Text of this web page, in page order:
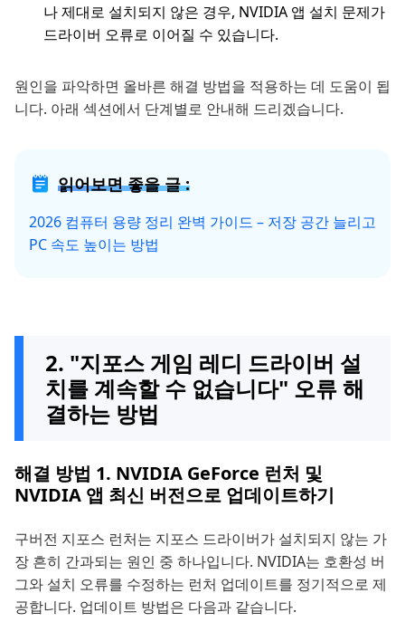
나 제대로 설치되지 않은 경우, NVIDIA 앱 설치 문제가
드라이버 오류로 이어질 수 있습니다.
원인을 파악하면 올바른 해결 방법을 적용하는 데 도움이 됩
니다. 아래 섹션에서 단계별로 안내해 드리겠습니다.
읽어보면 좋을 글 :
2026 컴퓨터 용량 정리 완벽 가이드 – 저장 공간 늘리고
PC 속도 높이는 방법
2. "지포스 게임 레디 드라이버 설
치를 계속할 수 없습니다" 오류 해
결하는 방법
해결 방법 1. NVIDIA GeForce 런처 및
NVIDIA 앱 최신 버전으로 업데이트하기
구버전 지포스 런처는 지포스 드라이버가 설치되지 않는 가
장 흔히 간과되는 원인 중 하나입니다. NVIDIA는 호환성 버
그와 설치 오류를 수정하는 런처 업데이트를 정기적으로 제
공합니다. 업데이트 방법은 다음과 같습니다.